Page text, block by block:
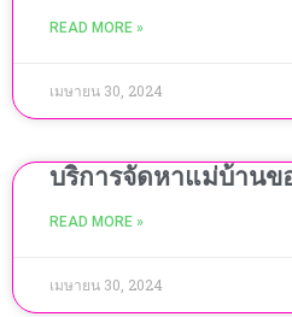
READ MORE »
เมษายน 30, 2024
บริการจัดหาแม่บ้านข
READ MORE »
เมษายน 30, 2024